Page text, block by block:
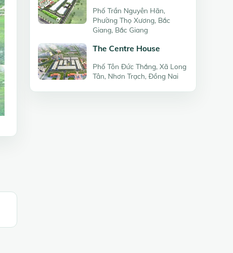
Phố Trần Nguyên Hãn,
Phường Thọ Xương, Bắc
Giang, Bắc Giang
The Centre House
Phố Tôn Đức Thắng, Xã Long
Tân, Nhơn Trạch, Đồng Nai